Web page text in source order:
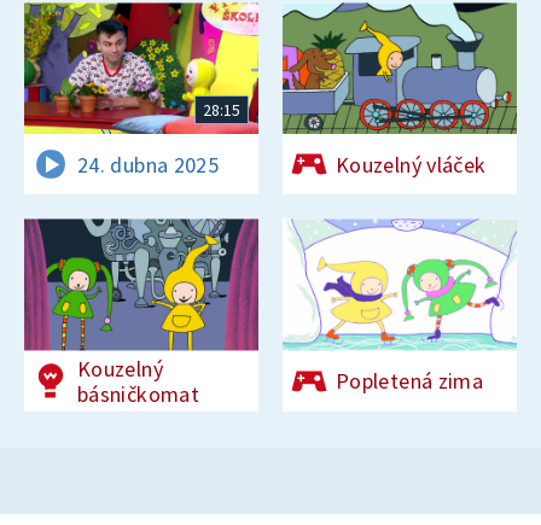
28:15
24. dubna 2025 Kouzelný vláček
Kouzelný
básničkomat
Popletená zima